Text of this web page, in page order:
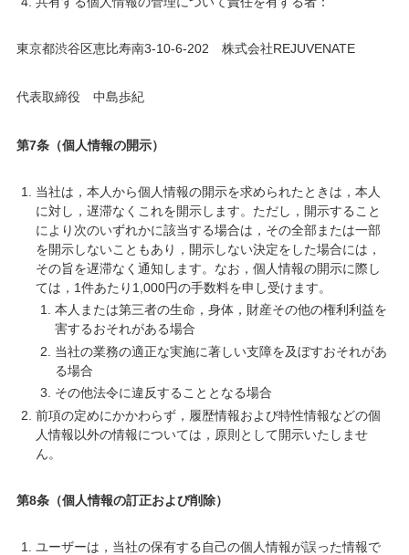
東京都渋谷区恵比寿南3-10-6-202 株式会社REJUVENATE
代表取締役 中島歩紀
第7条（個人情報の開示）
当社は，本人から個人情報の開示を求められたときは，本人
に対し，遅滞なくこれを開示します。ただし，開示すること
により次のいずれかに該当する場合は，その全部または一部
を開示しないこともあり，開示しない決定をした場合には，
その旨を遅滞なく通知します。なお，個人情報の開示に際し
ては，1件あたり1,000円の手数料を申し受けます。
本人または第三者の生命，身体，財産その他の権利利益を
害するおそれがある場合
当社の業務の適正な実施に著しい支障を及ぼすおそれがあ
る場合
その他法令に違反することとなる場合
前項の定めにかかわらず，履歴情報および特性情報などの個
人情報以外の情報については，原則として開示いたしませ
ん。
第8条（個人情報の訂正および削除）
ユーザーは，当社の保有する自己の個人情報が誤った情報で